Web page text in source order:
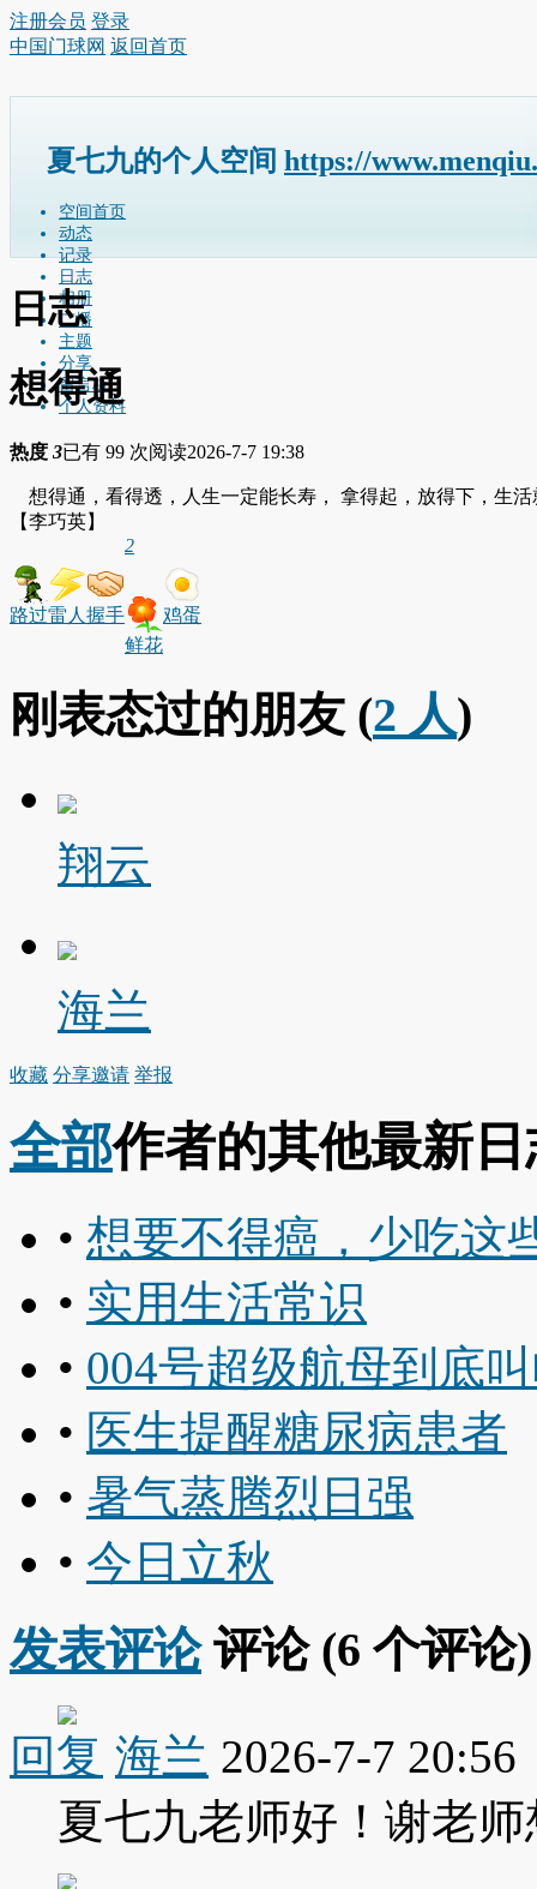
注册会员 登录
中国门球网 返回首页
夏七九的个人空间 https://
空间首页
动态
记录
日志
相册
广播
主题
分享
留言板
个人资料
日志
想得通
热度 3已有 99 次阅读2026-7-7 19:38
想得通，看得透，人生一定能长寿， 拿得起，放得下，生
【李巧英】
路过雷人 握手
2
鲜花
鸡蛋
刚表态过的朋友 (2 人)
翔云
海兰
收藏 分享邀请 举报
全部作者的其他最新日
• 想要不得癌，少吃这
• 实用生活常识
• 004号超级航母到底
• 医生提醒糖尿病患者
• 暑气蒸腾烈日强
• 今日立秋
发表评论评论 (6 个评论)
回复 海兰 2026-7-7 20:56
夏七九老师好！谢老